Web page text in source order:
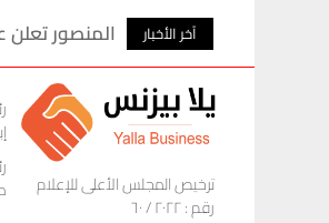
آخر الأخبار المنصور تعلن
ترخيص المجلس الأعلى للإعلام
رقم : ٢٠٢٢ / ٦٠